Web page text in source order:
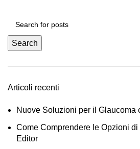
Search
Articoli recenti
Nuove Soluzioni per il Glaucoma
Come Comprendere le Opzioni
Editor